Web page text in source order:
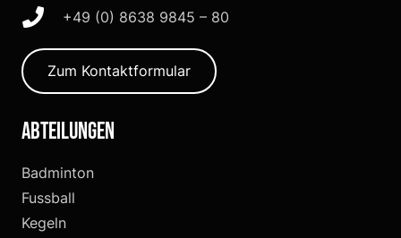
+49 (0) 8638 9845 – 80
Zum Kontaktformular
Abteilungen
Badminton
Fussball
Kegeln